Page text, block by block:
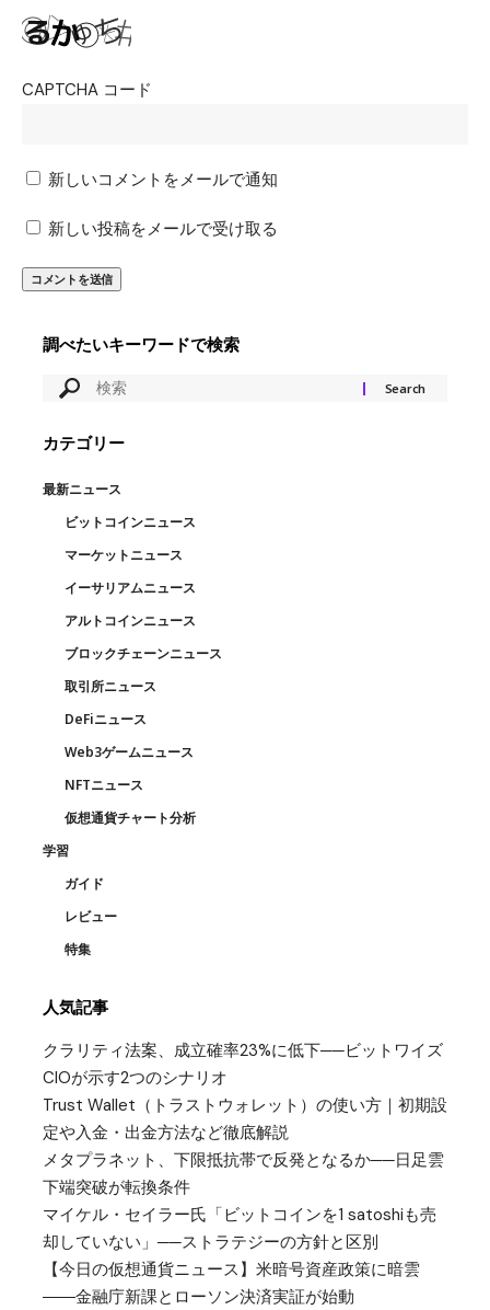
CAPTCHA コード
新しいコメントをメールで通知
新しい投稿をメールで受け取る
調べたいキーワードで検索
カテゴリー
最新ニュース
ビットコインニュース
マーケットニュース
イーサリアムニュース
アルトコインニュース
ブロックチェーンニュース
取引所ニュース
DeFiニュース
Web3ゲームニュース
NFTニュース
仮想通貨チャート分析
学習
ガイド
レビュー
特集
人気記事
クラリティ法案、成立確率23%に低下──ビットワイズ
CIOが示す2つのシナリオ
Trust Wallet（トラストウォレット）の使い方｜初期設
定や入金・出金方法など徹底解説
メタプラネット、下限抵抗帯で反発となるか──日足雲
下端突破が転換条件
マイケル・セイラー氏「ビットコインを1 satoshiも売
却していない」──ストラテジーの方針と区別
【今日の仮想通貨ニュース】米暗号資産政策に暗雲
――金融庁新課とローソン決済実証が始動